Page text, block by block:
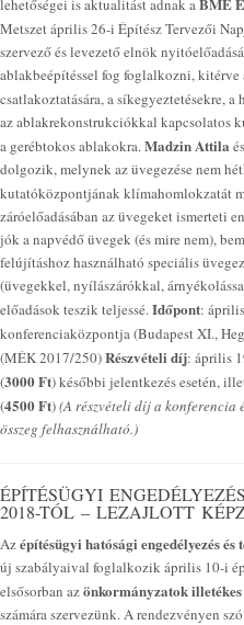
lehetőségei is aktualitást adnak a
Metszet április 26-i Építész Tervezői
szervező és levezető elnök
ablakbeépítéssel fog foglalkozni, kitérve
csatlakoztatására, a síkegyeztetésekre, a
az ablakrekonstrukciókkal kapcsolatos
a gerébtokos ablakokra.Madzin Attila és
dolgozik, melynek az üvegezése nem
kutatóközpontjának klímahomlokzatát
záróelőadásában az üvegeket ismerteti
jók a napvédő üvegek (és mire nem),
felújításhoz használható speciális
(üvegekkel, nyílászárókkal,
előadások teszik teljessé.Időpont:
konferenciaközpontja (Budapest XI.,
(MÉK 2017/250)Részvételi díj: április
(3000 Ft) későbbi jelentkezés esetén,
(4500 Ft)(A részvételi díj a konferencia
összeg felhasználható.)
ÉPÍTÉSÜGYI
2018-TÓL – LEZAJLOTT
Azépítésügyi hatósági engedélyezés és
új szabályaival foglalkozik április 10-i
elsősorban azönkormányzatok
számára szervezünk. A rendezvényen